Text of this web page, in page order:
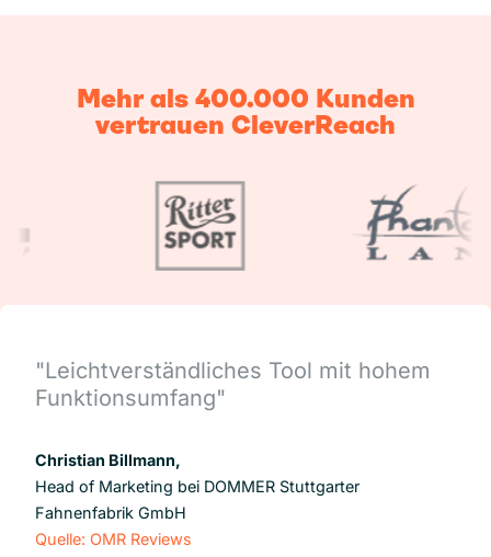
Mehr als 400.000 Kunden
vertrauen CleverReach
"Leichtverständliches Tool mit hohem
Funktionsumfang"
Christian Billmann,
Head of Marketing bei DOMMER Stuttgarter
Fahnenfabrik GmbH
Quelle: OMR Reviews